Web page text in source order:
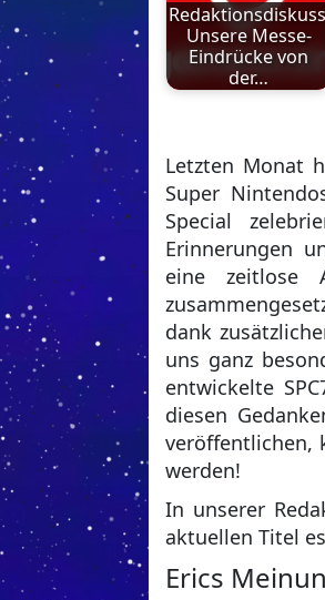
Unsere Messe-
Eindrücke von
der…
Letzten Monat
Super
Special
Erinnerungen
eine zeitlose
dank
uns ganz
entwickelte
diesen
veröffentlichen,
werden!
In unserer
aktuellen Titel
Erics